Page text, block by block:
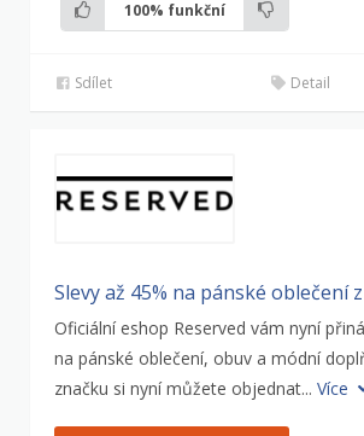
100% funkční
Sdílet Detail
Slevy až 45% na pánské oblečení
Oficiální eshop Reserved vám nyní
na pánské oblečení, obuv a módní
značku si nyní můžete objednat... Více